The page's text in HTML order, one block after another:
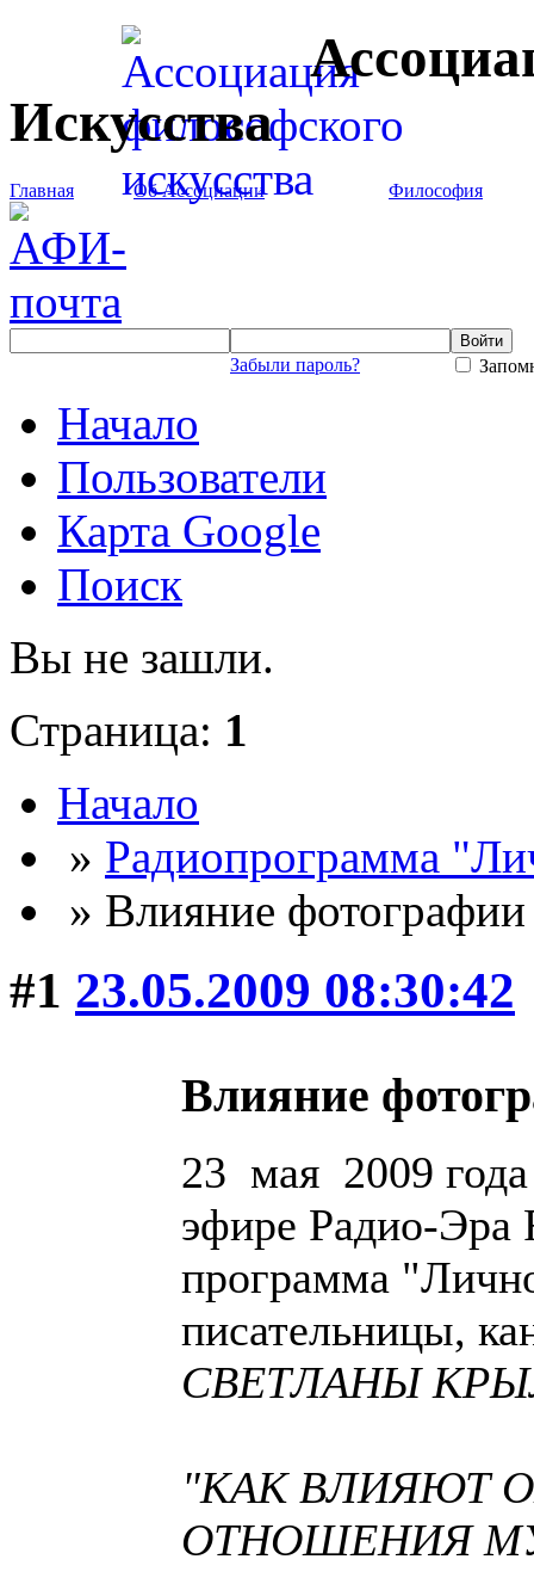
Искусства
Главная Об Ассоциации Философия
Забыли пароль?
Начало
Пользователи
Карта Google
Поиск
Вы не зашли.
Страница: 1
Начало
» Радиопрограмма
» Влияние
#1 23.05.2009 08:30:42
Влияние
23 мая 2009
эфире Радио-Эра
программа
писательницы,
СВЕТЛАНЫ
"КАК ВЛИЯЮТ
ОТНОШЕНИЯ